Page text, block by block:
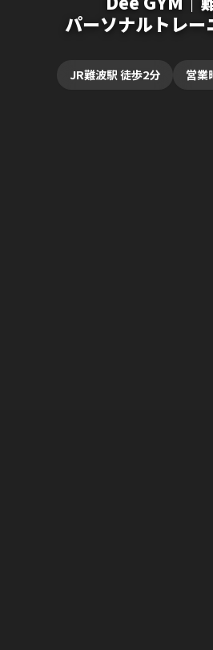
パーソナルトレー
JR難波駅 徒歩2分 営業